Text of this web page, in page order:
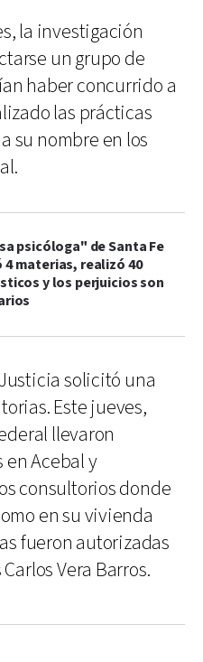
la investigación
un grupo de
haber concurrido a
las prácticas
su nombre en los
psicóloga" de Santa Fe
4 materias, realizó 40
y los perjuicios son
solicitó una
Este jueves,
llevaron
Acebal y
consultorios donde
en su vivienda
fueron autorizadas
Vera Barros.